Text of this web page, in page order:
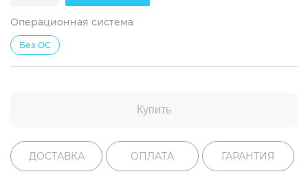
Операционная система
Без ОС
Купить
ДОСТАВКА ОПЛАТА ГАРАНТИЯ